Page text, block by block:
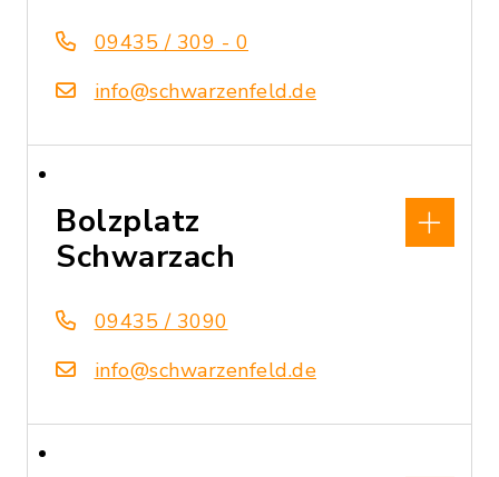
09435 / 309 - 0
info@schwarzenfeld.de
Bolzplatz
Schwarzach
09435 / 3090
info@schwarzenfeld.de